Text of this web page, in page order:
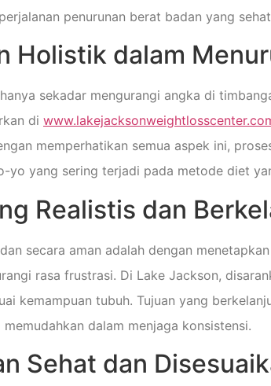
penurunan berat badan yang
Holistik dalam
sekadar mengurangi angka di
di
memperhatikan semua aspek ini,
yo yang sering terjadi pada metode diet
Realistis dan
secara aman adalah dengan
rasa frustrasi. Di Lake Jackson,
kemampuan tubuh. Tujuan yang
dalam menjaga konsistensi.
Sehat dan